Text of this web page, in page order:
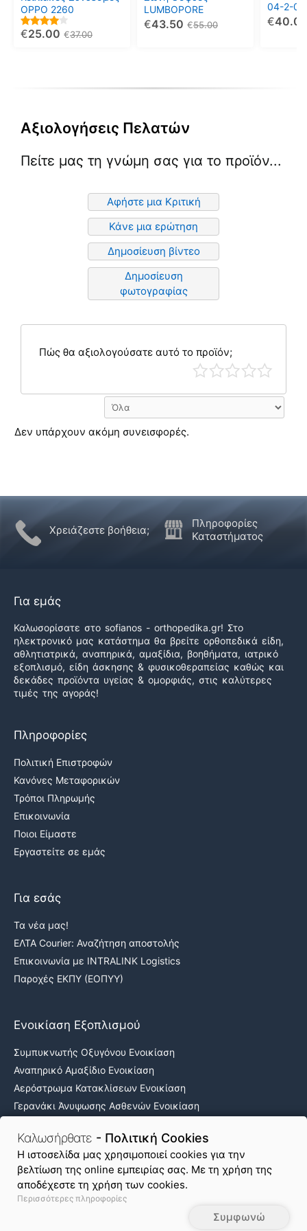
Καλωσήρθατε - Πολιτική Cookies
H ιστοσελίδα μας χρησιμοποιεί cookies για την
βελτίωση της online εμπειρίας σας. Με τη χρήση της
αποδέχεστε τη χρήση των cookies.
Περισσότερες πληροφορίες
Συμφωνώ
OPPO 2260
4.00
out of 5
37.00
€
25.00
€
επιλεγούν
στη
σελίδα
LUMBOPORE
55.00
€
43.50
€
επιλεγούν
στη
04-2-
€
στη
Αξιολογήσεις Πελατών
Πείτε μας τη γνώμη σας για το προϊόν...
Αφήστε μια Κριτική
Κάνε μια ερώτηση
Δημοσίευση βίντεο
Δημοσίευση
φωτογραφίας
Πώς θα αξιολογούσατε αυτό το προϊόν;
Δεν υπάρχουν ακόμη συνεισφορές.
Χρειάζεστε βοήθεια;
Πληροφορίες
Καταστήματος
Για εμάς
Καλωσορίσατε στο sofianos - orthopedika.gr! Στο
ηλεκτρονικό μας κατάστημα θα βρείτε ορθοπεδικά είδη,
αθλητιατρικά, αναπηρικά, αμαξίδια, βοηθήματα, ιατρικό
εξοπλισμό, είδη άσκησης & φυσικοθεραπείας καθώς και
δεκάδες προϊόντα υγείας & ομορφιάς, στις καλύτερες
τιμές της αγοράς!
Πληροφορίες
Πολιτική Επιστροφών
Κανόνες Μεταφορικών
Τρόποι Πληρωμής
Επικοινωνία
Ποιοι Είμαστε
Εργαστείτε σε εμάς
Για εσάς
Τα νέα μας!
ΕΛΤΑ Courier: Αναζήτηση αποστολής
Επικοινωνία με INTRALINK Logistics
Παροχές ΕΚΠΥ (ΕΟΠΥΥ)
Ενοικίαση Εξοπλισμού
Συμπυκνωτής Οξυγόνου Ενοικίαση
Αναπηρικό Αμαξίδιο Ενοικίαση
Αερόστρωμα Κατακλίσεων Ενοικίαση
Γερανάκι Άνυψωσης Ασθενών Ενοικίαση
Όροι Χρήσης & Απόρρητο
Πολιτική Cookies
Χάρτης Ιστοτόπου